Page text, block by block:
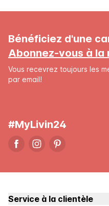
Bénéficiez d'une
Abonnez-vous à la
Vous recevrez toujours les
par email!
#MyLivin24
Service à la clientèle